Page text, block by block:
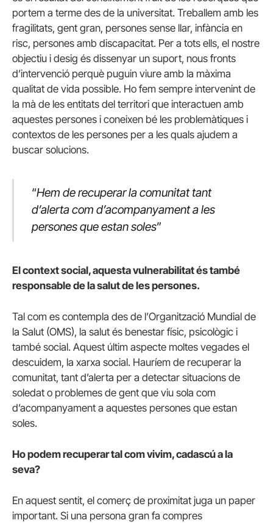
portem a terme des de la universitat. Treballem amb les
fragilitats, gent gran, persones sense llar, infància en
risc, persones amb discapacitat. Per a tots ells, el nostre
objectiu i desig és dissenyar un suport, nous fronts
d’intervenció perquè puguin viure amb la màxima
qualitat de vida possible. Ho fem sempre intervenint de
la mà de les entitats del territori que interactuen amb
aquestes persones i coneixen bé les problemàtiques i
contextos de les persones per a les quals ajudem a
buscar solucions.
“Hem de recuperar la comunitat tant
d’alerta com d’acompanyament a les
persones que estan soles”
El context social, aquesta vulnerabilitat és també
responsable de la salut de les persones.
Tal com es contempla des de l’Organització Mundial de
la Salut (OMS), la salut és benestar físic, psicològic i
també social. Aquest últim aspecte moltes vegades el
descuidem, la xarxa social. Hauríem de recuperar la
comunitat, tant d’alerta per a detectar situacions de
soledat o problemes de gent que viu sola com
d’acompanyament a aquestes persones que estan
soles.
Ho podem recuperar tal com vivim, cadascú a la
seva?
En aquest sentit, el comerç de proximitat juga un paper
important. Si una persona gran fa compres